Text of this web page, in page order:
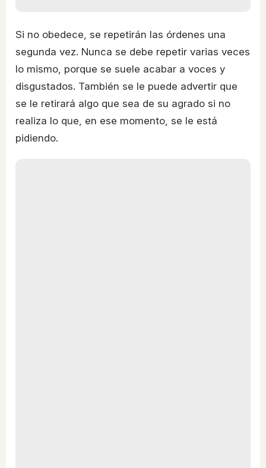
Si no obedece, se repetirán las órdenes una
segunda vez. Nunca se debe repetir varias veces
lo mismo, porque se suele acabar a voces y
disgustados. También se le puede advertir que
se le retirará algo que sea de su agrado si no
realiza lo que, en ese momento, se le está
pidiendo.